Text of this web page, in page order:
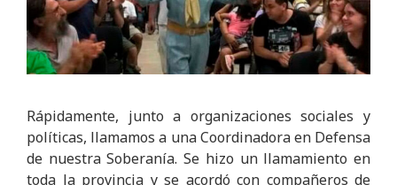
Rápidamente, junto a organizaciones sociales y
políticas, llamamos a una Coordinadora en Defensa
de nuestra Soberanía. Se hizo un llamamiento en
toda la provincia y se acordó con compañeros de